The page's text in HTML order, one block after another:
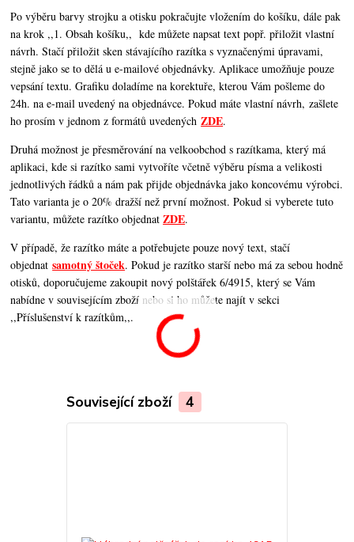
Po výběru barvy strojku a otisku pokračujte vložením do košíku, dále pak
na krok ,,1. Obsah košíku,, kde můžete napsat text popř. přiložit vlastní
návrh. Stačí přiložit sken stávajícího razítka s vyznačenými úpravami,
stejně jako se to dělá u e-mailové objednávky. Aplikace umožňuje pouze
vepsání textu. Grafiku doladíme na korektuře, kterou Vám pošleme do
24h. na e-mail uvedený na objednávce. Pokud máte vlastní návrh, zašlete
ho prosím v jednom z formátů uvedenýchZDE.
Druhá možnost je přesměrování na velkoobchod s razítkama, který má
aplikaci, kde si razítko sami vytvoříte včetně výběru písma a velikosti
jednotlivých řádků a nám pak přijde objednávka jako koncovému výrobci.
Tato varianta je o 20% dražší než první možnost. Pokud si vyberete tuto
variantu, můžete razítko objednatZDE.
V případě, že razítko máte a potřebujete pouze nový text, stačí
objednatsamotný štoček. Pokud je razítko starší nebo má za sebou hodně
otisků, doporučujeme zakoupit nový polštářek 6/4915, který se Vám
nabídne v souvisejícím zboží nebo si ho můžete najít v sekci
,,Příslušenství k razítkům,,.
Související zboží 4